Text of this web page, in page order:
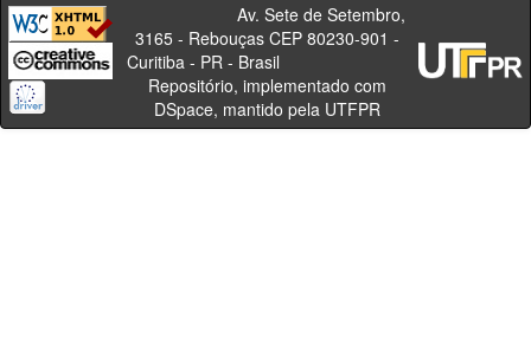
Av. Sete de Setembro,
3165 - Rebouças CEP 80230-901 -
Curitiba - PR - Brasil
Repositório, implementado com
DSpace, mantido pela UTFPR